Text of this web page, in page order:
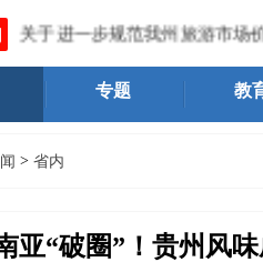
我州旅游市场价格行为的提醒
专题 教
> 省内
亚“破圈”！贵州风